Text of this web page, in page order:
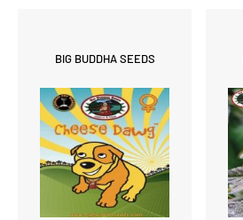
BIG BUDDHA SEEDS